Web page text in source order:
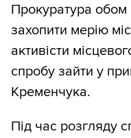
Прокуратура обом
захопити мерію
активісти
спробу зайти у
Кременчука.
Під час розгляду